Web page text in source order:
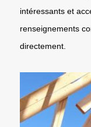
intéressants et
renseignements
directement.